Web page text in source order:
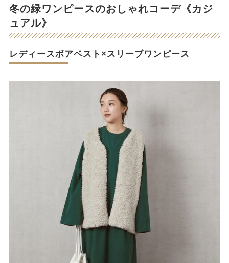
冬の緑ワンピースのおしゃれコーデ《カジ
ュアル》
レディースボアベスト×スリーブワンピース